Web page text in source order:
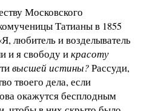
Московского
Татианы в 1855
любитель и возделыватель
и я свободу икрасоту
высшей истины?Рассуди,
твоего дела, если
окажутся бесплодным